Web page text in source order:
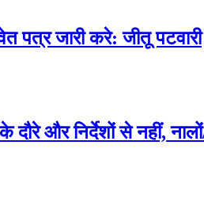
पत्र जारी करे: जीतू पटवारी
दौरे और निर्देशों से नहीं,